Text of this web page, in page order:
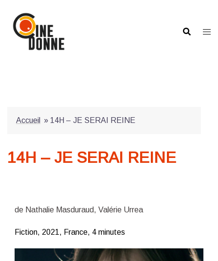
contenu
Accueil » 14H – JE SERAI REINE
14H – JE SERAI REINE
de Nathalie Masduraud, Valérie Urrea
Fiction, 2021, France, 4 minutes